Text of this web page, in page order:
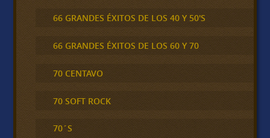
66 GRANDES ÉXITOS DE LOS 40 Y 50'S
66 GRANDES ÉXITOS DE LOS 60 Y 70
70 CENTAVO
70 SOFT ROCK
70´S